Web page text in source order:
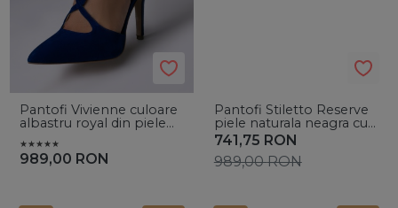
Pantofi Vivienne culoare
albastru royal din piele
989,00 RON
Pantofi Stiletto Reserve
piele naturala neagra cu
toc mic evazat
741,75 RON
989,00RON